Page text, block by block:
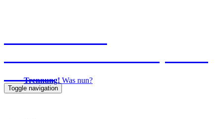
Hamburg
Toggle navigation
Trennung! Was nun?